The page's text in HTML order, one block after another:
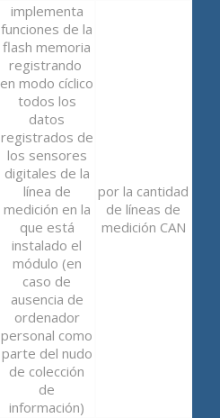
implementa
funciones de la
flash memoria
registrando
en modo cíclico
todos los
datos
registrados de
los sensores
digitales de la
línea de
medición en la
que está
instalado el
módulo (en
caso de
ausencia de
ordenador
personal como
parte del nudo
de colección
de
información)
por la cantidad
de líneas de
medición CAN